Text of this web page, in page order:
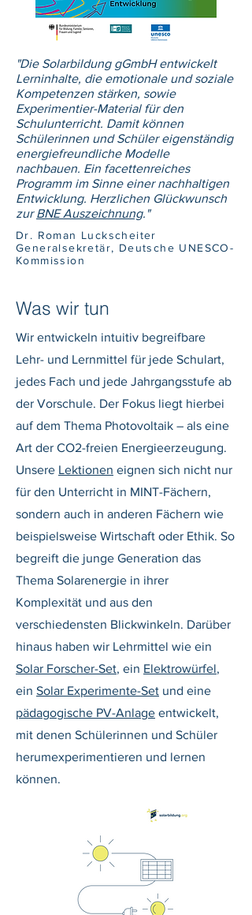
"Die Solarbildung gGmbH entwickelt
Lerninhalte, die emotionale und soziale
Kompetenzen stärken, sowie
Experimentier-Material für den
Schulunterricht. Damit können
Schülerinnen und Schüler eigenständig
energiefreundliche Modelle
nachbauen. Ein facettenreiches
Programm im Sinne einer nachhaltigen
Entwicklung. Herzlichen Glückwunsch
zurBNE Auszeichnung."
Dr. Roman Luckscheiter
Generalsekretär, Deutsche UNESCO-
Kommission
Was wir tun
Wir entwickeln intuitiv begreifbare
Lehr- und Lernmittel für jede Schulart,
jedes Fach und jede Jahrgangsstufe ab
der Vorschule. Der Fokus liegt hierbei
auf dem Thema Photovoltaik – als eine
Art der CO2-freien Energieerzeugung.
Unsere Lektionen eignen sich nicht nur
für den Unterricht in MINT-Fächern,
sondern auch in anderen Fächern wie
beispielsweise Wirtschaft oder Ethik. So
begreift die junge Generation das
Thema Solarenergie in ihrer
Komplexität und aus den
verschiedensten Blickwinkeln. Darüber
hinaus haben wir Lehrmittel wie ein
Solar Forscher-Set, ein Elektrowürfel,
ein Solar Experimente-Set und eine
pädagogische PV-Anlage entwickelt,
mit denen Schülerinnen und Schüler
herumexperimentieren und lernen
können.